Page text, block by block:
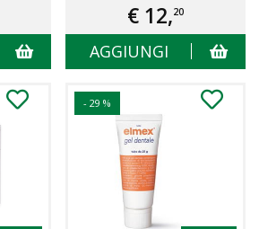
€ 12,20
AGGIUNGI
- 29 %